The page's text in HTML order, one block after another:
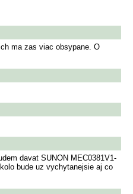
ma zas viac obsypane. O
davat SUNON MEC0381V1-
bude uz vychytanejsie aj co